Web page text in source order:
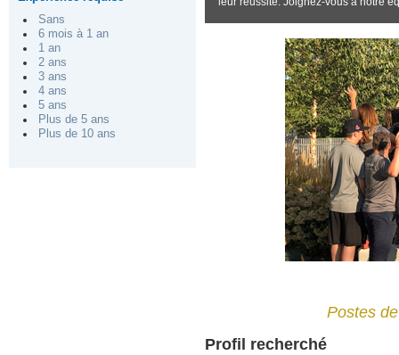
Sans
6 mois à 1 an
1 an
2 ans
3 ans
4 ans
5 ans
Plus de 5 ans
Plus de 10 ans
Postes
Profil recherché